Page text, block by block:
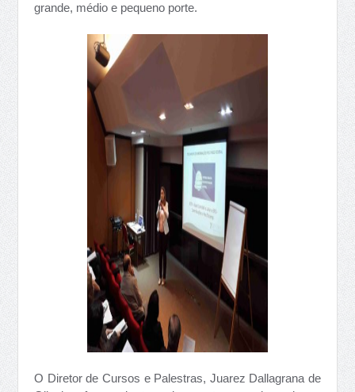
grande, médio e pequeno porte.
O Diretor de Cursos e Palestras, Juarez Dallagrana de